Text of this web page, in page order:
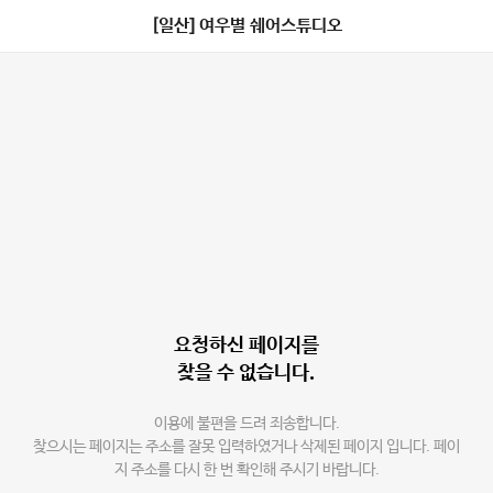
[일산] 여우별 쉐어스튜디오
요청하신 페이지를
찾을 수 없습니다.
이용에 불편을 드려 죄송합니다.
찾으시는 페이지는 주소를 잘못 입력하였거나 삭제된 페이지 입니다. 페이
지 주소를 다시 한 번 확인해 주시기 바랍니다.